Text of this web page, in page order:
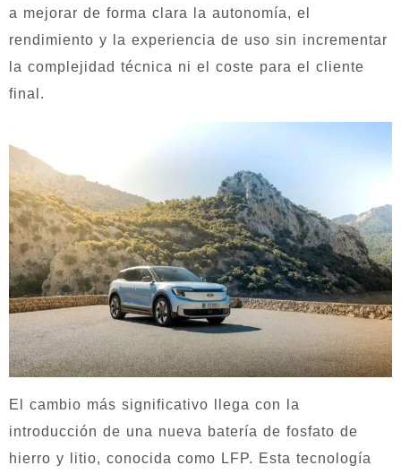
a mejorar de forma clara la autonomía, el
rendimiento y la experiencia de uso sin incrementar
la complejidad técnica ni el coste para el cliente
final.
El cambio más significativo llega con la
introducción de una nueva batería de fosfato de
hierro y litio, conocida como LFP. Esta tecnología